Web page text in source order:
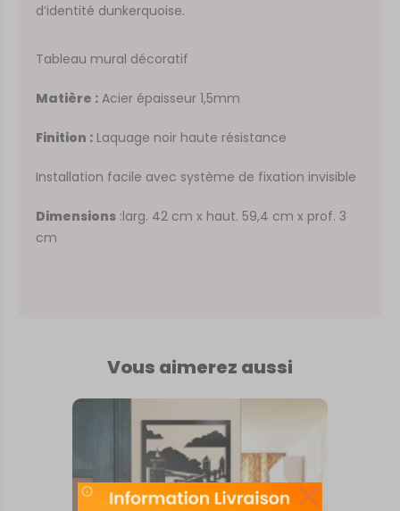
d’identité dunkerquoise.
Tableau mural décoratif
Matière : Acier épaisseur 1,5mm
Finition : Laquage noir haute résistance
Installation facile avec système de fixation invisible
Dimensions :larg. 42 cm x haut. 59,4 cm x prof. 3
cm
Vous aimerez aussi